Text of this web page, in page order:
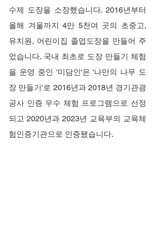
수제 도장을 소장했습니다. 2016년부터
올해 겨울까지 4만 5천여 곳의 초중고,
유치원, 어린이집 졸업도장을 만들어 주
었습니다. 국내 최초로 도장 만들기 체험
을 운영 중인 '미담인'은 '나만의 나무 도
장 만들기'로 2016년과 2018년 경기관광
공사 인증 우수 체험 프로그램으로 선정
되고 2020년과 2023년 교육부의 교육체
험인증기관으로 인증됐습니다.